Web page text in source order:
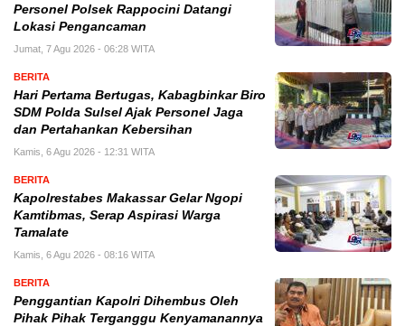
Personel Polsek Rappocini Datangi
Lokasi Pengancaman
Jumat, 7 Agu 2026 - 06:28 WITA
BERITA
Hari Pertama Bertugas, Kabagbinkar Biro
SDM Polda Sulsel Ajak Personel Jaga
dan Pertahankan Kebersihan
Kamis, 6 Agu 2026 - 12:31 WITA
BERITA
Kapolrestabes Makassar Gelar Ngopi
Kamtibmas, Serap Aspirasi Warga
Tamalate
Kamis, 6 Agu 2026 - 08:16 WITA
BERITA
Penggantian Kapolri Dihembus Oleh
Pihak Pihak Terganggu Kenyamanannya